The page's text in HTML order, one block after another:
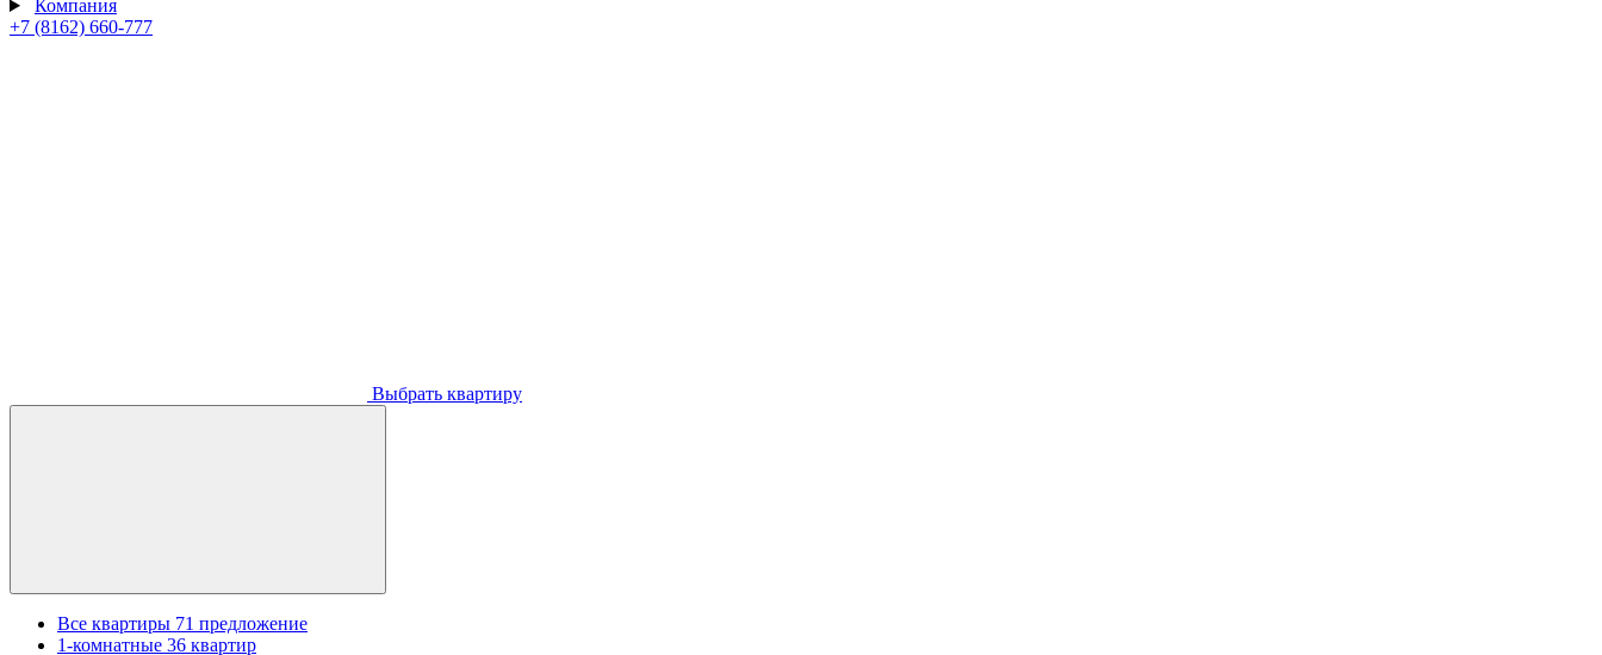
Компания
+7 (8162) 660-777
Выбрать квартиру
Все квартиры 71 предложение
1-комнатные 36 квартир